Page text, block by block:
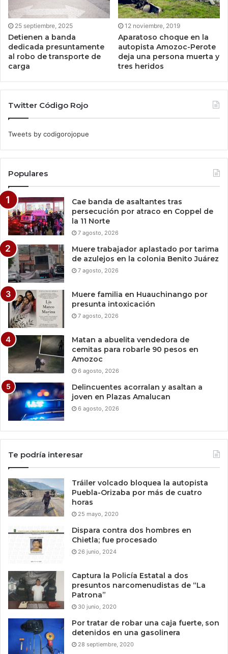
25 septiembre, 2025
Detienen a banda
dedicada presuntamente
al robo de transporte de
carga
12 noviembre, 2019
Aparatoso choque en la
autopista Amozoc-Perote
deja una persona muerta y
tres heridos
Twitter Código Rojo
Tweets by codigorojopue
Populares
Cae banda de asaltantes tras
persecución por atraco en Coppel de
la 11 Norte
7 agosto, 2026
Muere trabajador aplastado por tarima
de azulejos en la colonia Benito Juárez
7 agosto, 2026
Muere familia en Huauchinango por
presunta intoxicación
7 agosto, 2026
Matan a abuelita vendedora de
cemitas para robarle 90 pesos en
Amozoc
6 agosto, 2026
Delincuentes acorralan y asaltan a
joven en Plazas Amalucan
6 agosto, 2026
Te podría interesar
Tráiler volcado bloquea la autopista
Puebla-Orizaba por más de cuatro
horas
25 mayo, 2020
Dispara contra dos hombres en
Chietla; fue procesado
26 junio, 2024
Captura la Policía Estatal a dos
presuntos narcomenudistas de “La
Patrona”
30 junio, 2020
Por tratar de robar una caja fuerte, son
detenidos en una gasolinera
28 septiembre, 2020